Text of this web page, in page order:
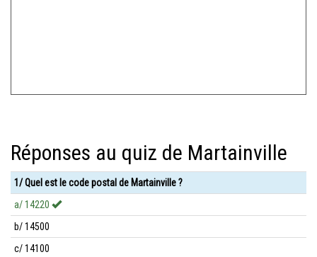
Réponses au quiz de Martainville
1/ Quel est le code postal de Martainville ?
a/ 14220
b/ 14500
c/ 14100